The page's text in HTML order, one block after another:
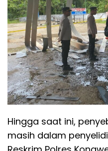
Hingga saat ini,
masih dalam